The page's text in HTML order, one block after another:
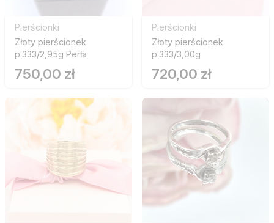
Pierścionki
Złoty pierścionek
p.333/2,95g Perła
750,00 zł
Pierścionki
Złoty pierścionek
p.333/3,00g
720,00 zł